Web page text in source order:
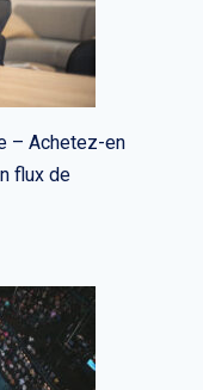
– Achetez-en
flux de